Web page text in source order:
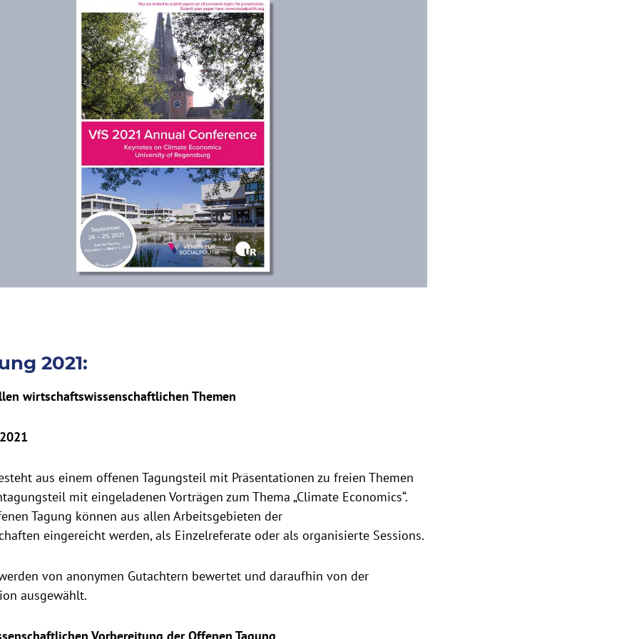
2021:
wirtschaftswissenschaftlichen Themen
aus einem offenen Tagungsteil mit Präsentationen zu freien Themen
mit eingeladenen Vorträgen zum Thema „Climate Economics“.
Tagung können aus allen Arbeitsgebieten der
eingereicht werden, als Einzelreferate oder als organisierte Sessions.
von anonymen Gutachtern bewertet und daraufhin von der
ausgewählt.
Vorbereitung der Offenen Tagung